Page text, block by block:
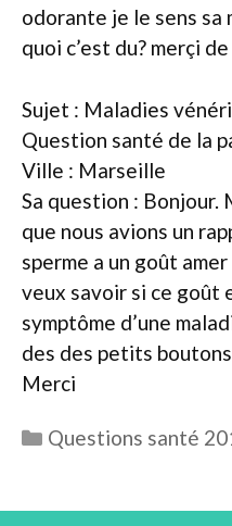
odorante je le sens sa
quoi c’est du? merçi
Sujet : Maladies
Question santé de la
Ville : Marseille
Sa question : Bonjour.
que nous avions un
sperme a un goût
veux savoir si ce goût
symptôme d’une
des des petits
Merci
Catégories
Questions santé